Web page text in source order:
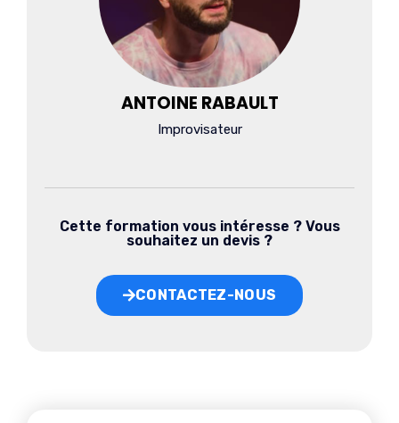
ANTOINE RABAULT
Improvisateur
Cette formation vous intéresse ? Vous
souhaitez un devis ?
CONTACTEZ-NOUS